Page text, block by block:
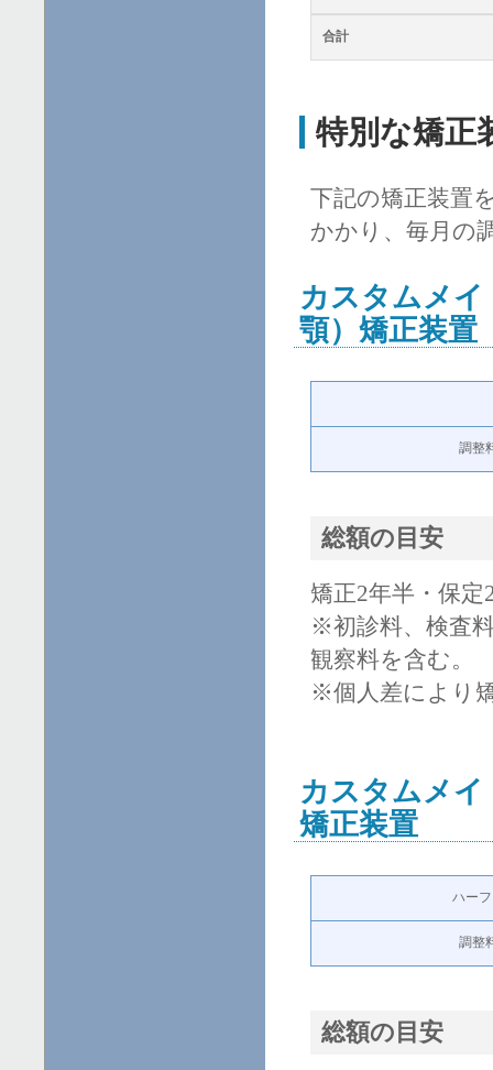
合計
特別な矯正
下記の矯正装置
かかり、毎月の
カスタムメ
顎）矯正装置
調整
総額の目安
矯正2年半・保定
※初診料、検査
観察料を含む。
※個人差により
カスタムメ
矯正装置
ハー
調整
総額の目安